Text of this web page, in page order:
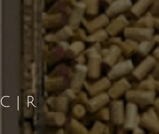
| R